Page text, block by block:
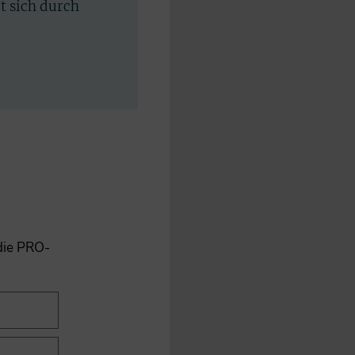
sich durch
PRO-